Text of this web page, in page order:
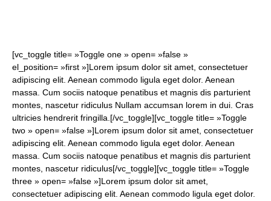
Quatregeek
[vc_toggle title= »Toggle one » open= »false »
el_position= »first »]Lorem ipsum dolor sit amet, consectetuer
adipiscing elit. Aenean commodo ligula eget dolor. Aenean
massa. Cum sociis natoque penatibus et magnis dis parturient
montes, nascetur ridiculus Nullam accumsan lorem in dui. Cras
ultricies hendrerit fringilla.[/vc_toggle][vc_toggle title= »Toggle
two » open= »false »]Lorem ipsum dolor sit amet, consectetuer
adipiscing elit. Aenean commodo ligula eget dolor. Aenean
massa. Cum sociis natoque penatibus et magnis dis parturient
montes, nascetur ridiculus[/vc_toggle][vc_toggle title= »Toggle
three » open= »false »]Lorem ipsum dolor sit amet,
consectetuer adipiscing elit. Aenean commodo ligula eget dolor.